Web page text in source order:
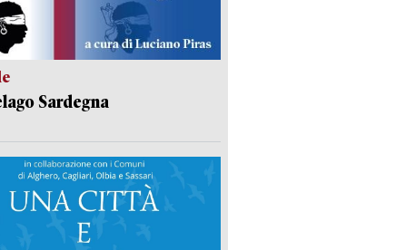
Sardegna